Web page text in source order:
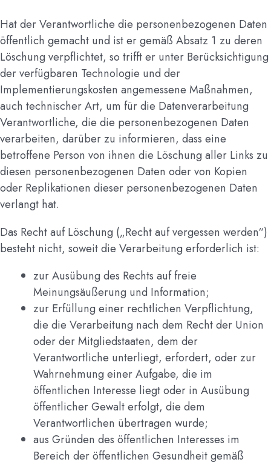
Hat der Verantwortliche die personenbezogenen Daten
öffentlich gemacht und ist er gemäß Absatz 1 zu deren
Löschung verpflichtet, so trifft er unter Berücksichtigung
der verfügbaren Technologie und der
Implementierungskosten angemessene Maßnahmen,
auch technischer Art, um für die Datenverarbeitung
Verantwortliche, die die personenbezogenen Daten
verarbeiten, darüber zu informieren, dass eine
betroffene Person von ihnen die Löschung aller Links zu
diesen personenbezogenen Daten oder von Kopien
oder Replikationen dieser personenbezogenen Daten
verlangt hat.
Das Recht auf Löschung („Recht auf vergessen werden“)
besteht nicht, soweit die Verarbeitung erforderlich ist:
zur Ausübung des Rechts auf freie
Meinungsäußerung und Information;
zur Erfüllung einer rechtlichen Verpflichtung,
die die Verarbeitung nach dem Recht der Union
oder der Mitgliedstaaten, dem der
Verantwortliche unterliegt, erfordert, oder zur
Wahrnehmung einer Aufgabe, die im
öffentlichen Interesse liegt oder in Ausübung
öffentlicher Gewalt erfolgt, die dem
Verantwortlichen übertragen wurde;
aus Gründen des öffentlichen Interesses im
Bereich der öffentlichen Gesundheit gemäß